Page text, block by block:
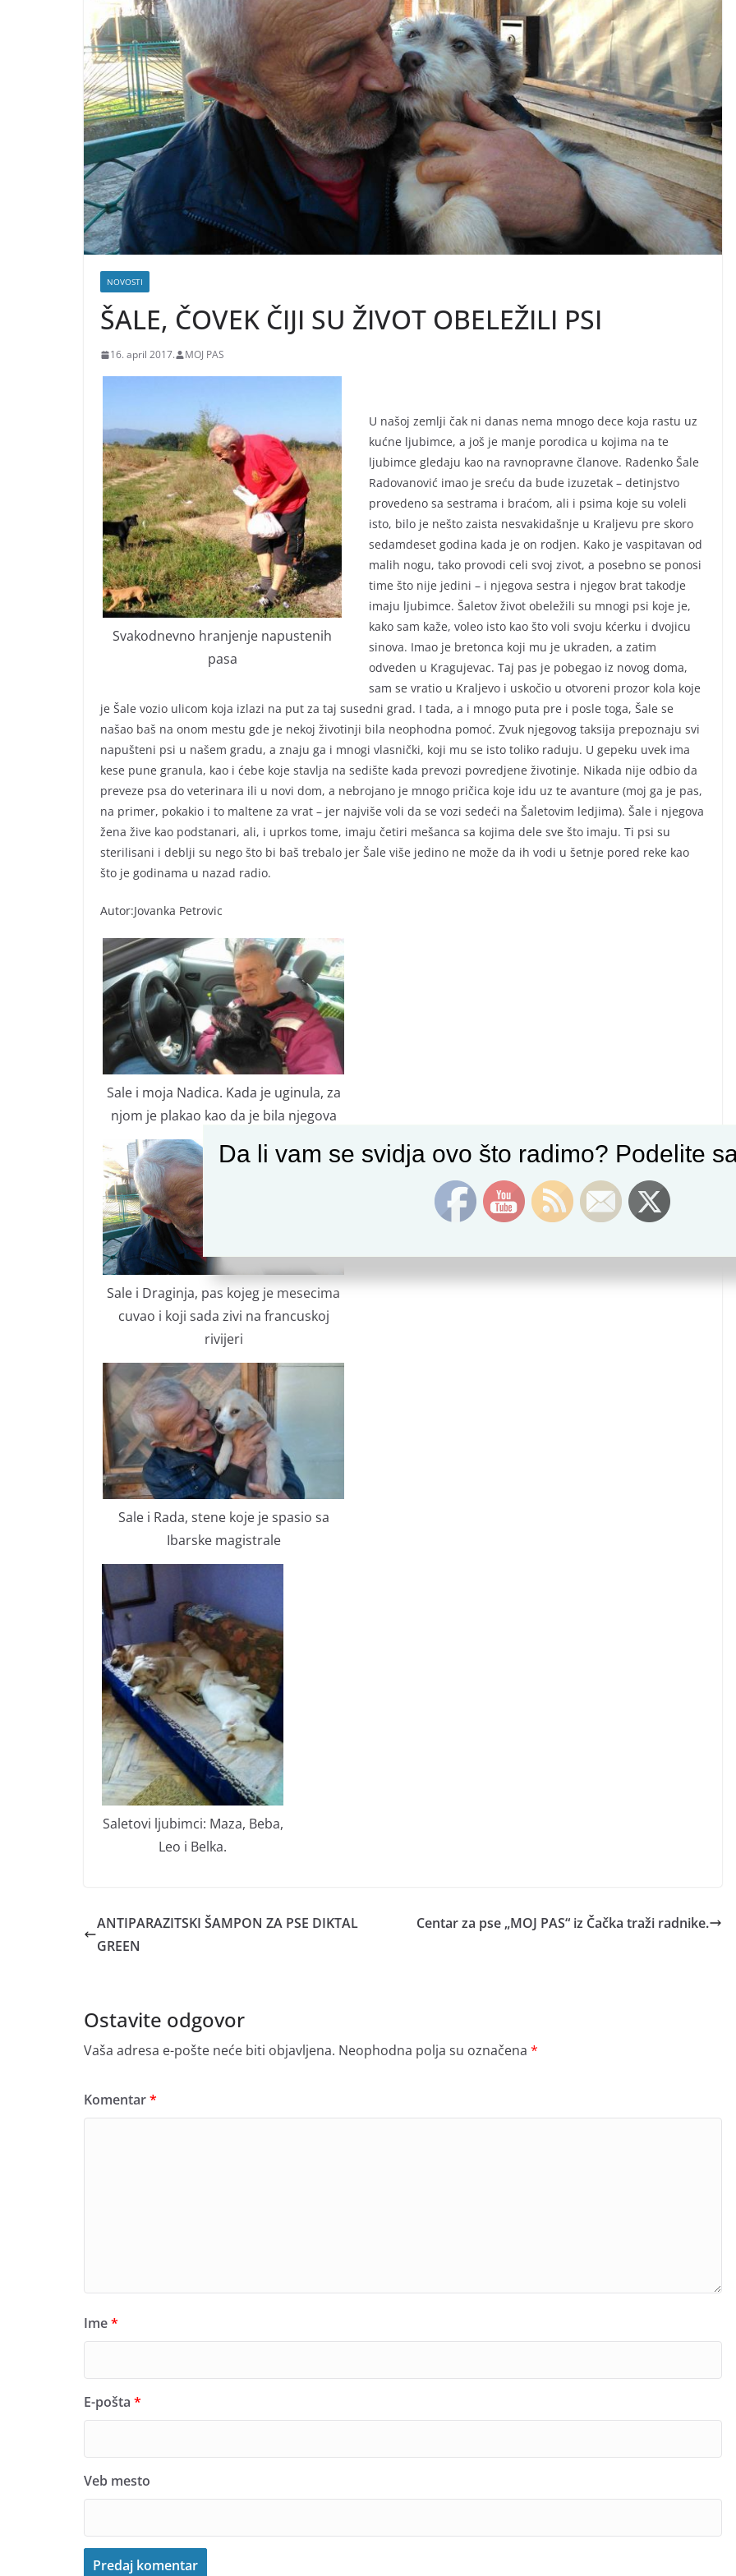
NOVOSTI
ŠALE, ČOVEK ČIJI SU ŽIVOT OBELEŽILI PSI
16. april 2017. MOJ PAS
Svakodnevno hranjenje napustenih
pasa
U našoj zemlji čak ni danas nema mnogo dece koja rastu uz
kućne ljubimce, a još je manje porodica u kojima na te
ljubimce gledaju kao na ravnopravne članove. Radenko Šale
Radovanović imao je sreću da bude izuzetak – detinjstvo
provedeno sa sestrama i braćom, ali i psima koje su voleli
isto, bilo je nešto zaista nesvakidašnje u Kraljevu pre skoro
sedamdeset godina kada je on rodjen. Kako je vaspitavan od
malih nogu, tako provodi celi svoj zivot, a posebno se ponosi
time što nije jedini – i njegova sestra i njegov brat takodje
imaju ljubimce. Šaletov život obeležili su mnogi psi koje je,
kako sam kaže, voleo isto kao što voli svoju kćerku i dvojicu
sinova. Imao je bretonca koji mu je ukraden, a zatim
odveden u Kragujevac. Taj pas je pobegao iz novog doma,
sam se vratio u Kraljevo i uskočio u otvoreni prozor kola koje
je Šale vozio ulicom koja izlazi na put za taj susedni grad. I tada, a i mnogo puta pre i posle toga, Šale se
našao baš na onom mestu gde je nekoj životinji bila neophodna pomoć. Zvuk njegovog taksija prepoznaju svi
napušteni psi u našem gradu, a znaju ga i mnogi vlasnički, koji mu se isto toliko raduju. U gepeku uvek ima
kese pune granula, kao i ćebe koje stavlja na sedište kada prevozi povredjene životinje. Nikada nije odbio da
preveze psa do veterinara ili u novi dom, a nebrojano je mnogo pričica koje idu uz te avanture (moj ga je pas,
na primer, pokakio i to maltene za vrat – jer najviše voli da se vozi sedeći na Šaletovim ledjima). Šale i njegova
žena žive kao podstanari, ali, i uprkos tome, imaju četiri mešanca sa kojima dele sve što imaju. Ti psi su
sterilisani i deblji su nego što bi baš trebalo jer Šale više jedino ne može da ih vodi u šetnje pored reke kao
što je godinama u nazad radio.
Autor:Jovanka Petrovic
Sale i moja Nadica. Kada je uginula, za
njom je plakao kao da je bila njegova
Sale i Draginja, pas kojeg je mesecima
cuvao i koji sada zivi na francuskoj
rivijeri
Sale i Rada, stene koje je spasio sa
Ibarske magistrale
Saletovi ljubimci: Maza, Beba,
Leo i Belka.
ANTIPARAZITSKI ŠAMPON ZA PSE DIKTAL
GREEN
Centar za pse „MOJ PAS“ iz Čačka traži radnike.
Ostavite odgovor
Vaša adresa e-pošte neće biti objavljena. Neophodna polja su označena *
Komentar*
Ime*
E-pošta *
Veb mesto
Da li vam se svidja ovo što radimo? Podelite
Set Youtube Channel ID